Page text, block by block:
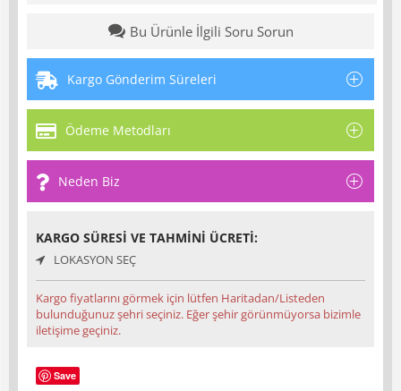
Bu Ürünle İlgili Soru Sorun
Kargo Gönderim Süreleri
Ödeme Metodları
Neden Biz
KARGO SÜRESI VE TAHMINI ÜCRETI:
LOKASYON SEÇ
Kargo fiyatlarını görmek için lütfen Haritadan/Listeden
bulunduğunuz şehri seçiniz. Eğer şehir görünmüyorsa bizimle
iletişime geçiniz.
Save